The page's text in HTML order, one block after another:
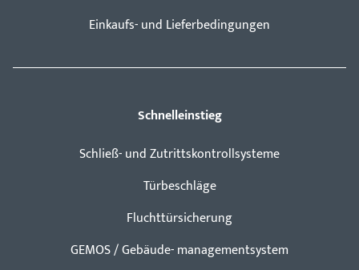
Einkaufs- und Lieferbedingungen
Schnelleinstieg
Schließ- und Zutrittskontrollsysteme
Türbeschläge
Fluchttürsicherung
GEMOS / Gebäude- managementsystem